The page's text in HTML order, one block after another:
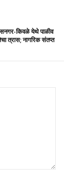
किवळे येथे पाळीव
त्रास; नागरिक संतप्त